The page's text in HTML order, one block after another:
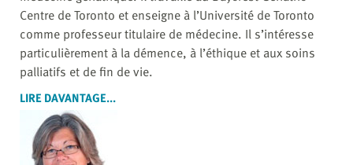
Centre de Toronto et enseigne à l’Université de Toronto
comme professeur titulaire de médecine. Il s’intéresse
particulièrement à la démence, à l’éthique et aux soins
palliatifs et de fin de vie.
LIRE DAVANTAGE...